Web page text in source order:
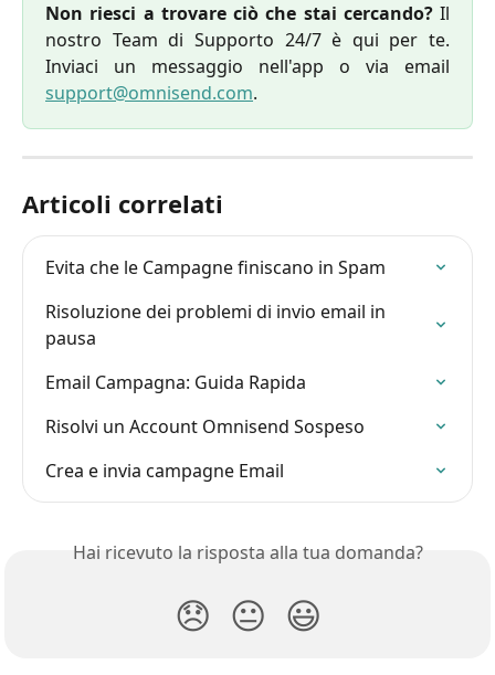
Non riesci a trovare ciò che stai cercando?Il
nostro Team di Supporto 24/7 è qui per te.
Inviaci un messaggio nell'app o via email
support@omnisend.com.
Articoli correlati
Evita che le Campagne finiscano in Spam
Risoluzione dei problemi di invio email in
pausa
Email Campagna: Guida Rapida
Risolvi un Account Omnisend Sospeso
Crea e invia campagne Email
Hai ricevuto la risposta alla tua domanda?
😞 😐 😃